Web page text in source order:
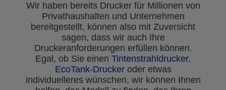
Wir haben bereits Drucker für Millionen von
Privathaushalten und Unternehmen
bereitgestellt, können also mit Zuversicht
sagen, dass wir auch Ihre
Druckeranforderungen erfüllen können.
Egal, ob Sie einen Tintenstrahldrucker,
EcoTank-Druckeroder etwas
individuelleres wünschen, wir können Ihnen